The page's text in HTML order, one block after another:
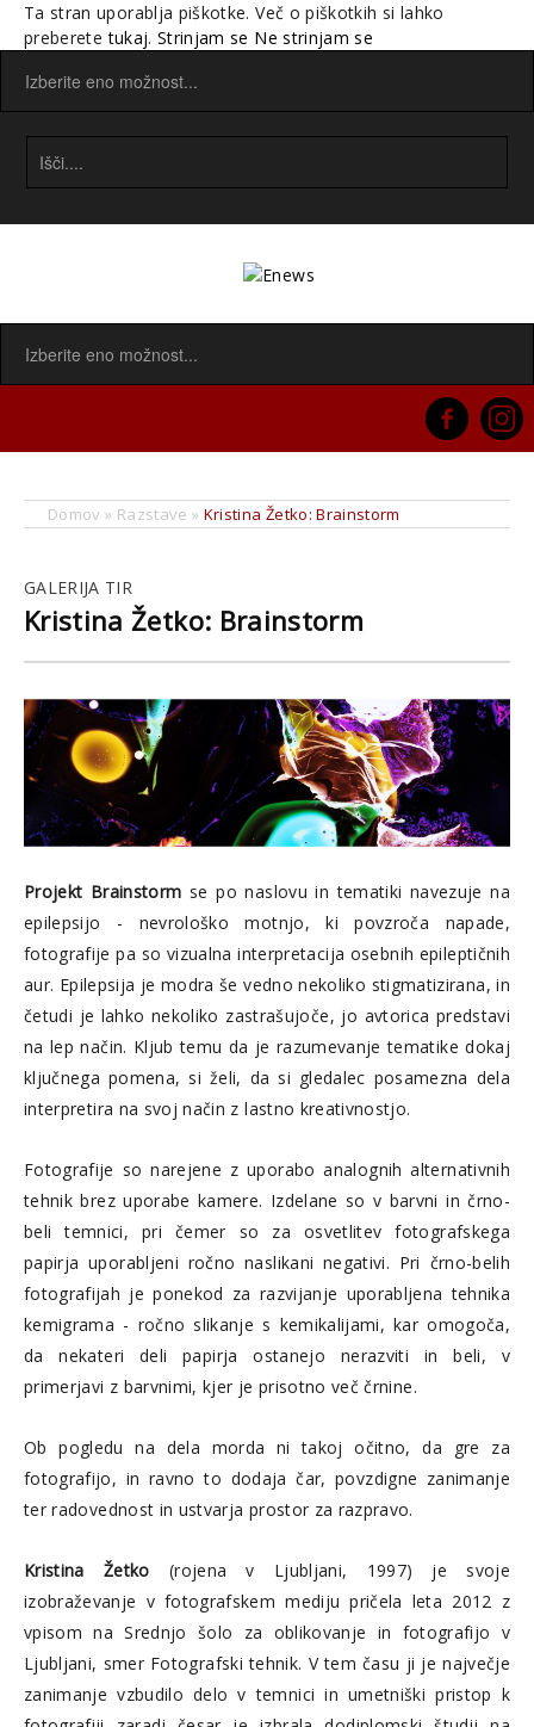
Ta stran uporablja piškotke. Več o piškotkih si lahko
preberetetukaj. Strinjam se Ne strinjam se
Domov » Razstave » Kristina Žetko: Brainstorm
GALERIJA TIR
Kristina Žetko: Brainstorm
Projekt Brainstorm se po naslovu in tematiki navezuje na
epilepsijo - nevrološko motnjo, ki povzroča napade,
fotografije pa so vizualna interpretacija osebnih epileptičnih
aur. Epilepsija je modra še vedno nekoliko stigmatizirana, in
četudi je lahko nekoliko zastrašujoče, jo avtorica predstavi
na lep način. Kljub temu da je razumevanje tematike dokaj
ključnega pomena, si želi, da si gledalec posamezna dela
interpretira na svoj način z lastno kreativnostjo.
Fotografije so narejene z uporabo analognih alternativnih
tehnik brez uporabe kamere. Izdelane so v barvni in črno-
beli temnici, pri čemer so za osvetlitev fotografskega
papirja uporabljeni ročno naslikani negativi. Pri črno-belih
fotografijah je ponekod za razvijanje uporabljena tehnika
kemigrama - ročno slikanje s kemikalijami, kar omogoča,
da nekateri deli papirja ostanejo nerazviti in beli, v
primerjavi z barvnimi, kjer je prisotno več črnine.
Ob pogledu na dela morda ni takoj očitno, da gre za
fotografijo, in ravno to dodaja čar, povzdigne zanimanje
ter radovednost in ustvarja prostor za razpravo.
Kristina Žetko (rojena v Ljubljani, 1997) je svoje
izobraževanje v fotografskem mediju pričela leta 2012 z
vpisom na Srednjo šolo za oblikovanje in fotografijo v
Ljubljani, smer Fotografski tehnik. V tem času ji je največje
zanimanje vzbudilo delo v temnici in umetniški pristop k